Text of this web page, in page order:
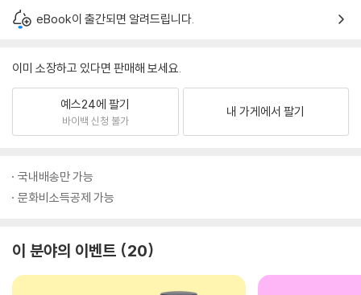
eBook이 출간되면 알려드립니다.
이미 소장하고 있다면 판매해 보세요.
예스24에 팔기
바이백 신청 불가
내 가게에서 팔기
국내배송만 가능
문화비소득공제 가능
이 분야의 이벤트 20